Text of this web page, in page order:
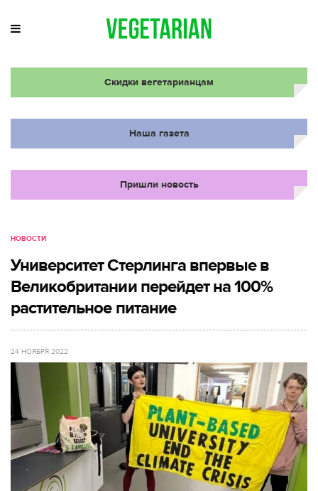
Скидки вегетарианцам
Наша газета
Пришли новость
НОВОСТИ
Университет Стерлинга впервые в
Великобритании перейдет на 100%
растительное питание
24 НОЯБРЯ 2022